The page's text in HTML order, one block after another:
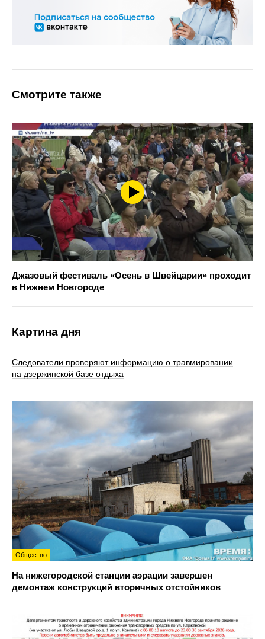
Смотрите также
Джазовый фестиваль «Осень в Швейцарии» проходит
в Нижнем Новгороде
Картина дня
Следователи проверяют информацию о травмировании
на дзержинской базе отдыха
Общество
На нижегородской станции аэрации завершен
демонтаж конструкций вторичных отстойников